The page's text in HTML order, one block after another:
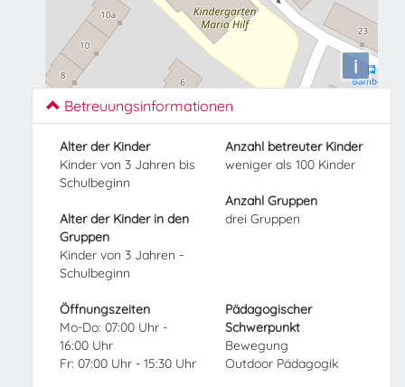
i
Betreuungsinformationen
Alter der Kinder
Kinder von 3 Jahren bis
Schulbeginn
Alter der Kinder in den
Gruppen
Kinder von 3 Jahren -
Schulbeginn
Anzahl betreuter Kinder
weniger als 100 Kinder
Anzahl Gruppen
drei Gruppen
Öffnungszeiten
Mo-Do: 07:00 Uhr -
16:00 Uhr
Fr: 07:00 Uhr - 15:30 Uhr
Pädagogischer
Schwerpunkt
Bewegung
Outdoor Pädagogik